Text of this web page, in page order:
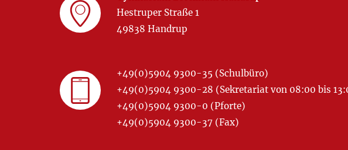
Hestruper Straße 1
49838 Handrup
+49(0)5904 9300-35 (Schulbüro)
+49(0)5904 9300-28 (Sekretariat von 08:00 bis
+49(0)5904 9300-0 (Pforte)
+49(0)5904 9300-37 (Fax)